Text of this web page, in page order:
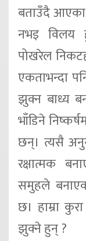
बताउँदै
नभइ विलय
पोखरेल
एकताभन्दा
झुक्न बाध्य
भाँडिने
छन्। त्यसै
रक्षात्मक
समुहले
छ। हाम्रा
झुक्ने हुन् ?